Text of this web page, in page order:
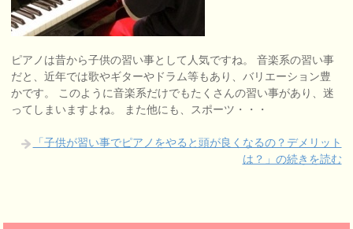
ピアノは昔から子供の習い事として人気ですね。 音楽系の習い事
だと、近年では歌やギターやドラム等もあり、バリエーション豊
かです。 このように音楽系だけでもたくさんの習い事があり、迷
ってしまいますよね。 また他にも、スポーツ・・・
「子供が習い事でピアノをやると頭が良くなるの？デメリット
は？」の続きを読む